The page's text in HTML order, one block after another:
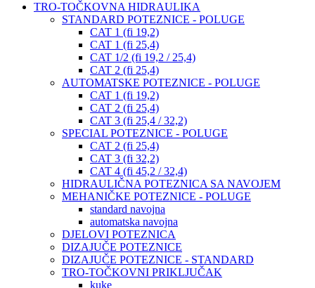
TRO-TOČKOVNA HIDRAULIKA
STANDARD POTEZNICE - POLUGE
CAT 1 (fi 19,2)
CAT 1 (fi 25,4)
CAT 1/2 (fi 19,2 / 25,4)
CAT 2 (fi 25,4)
AUTOMATSKE POTEZNICE - POLUGE
CAT 1 (fi 19,2)
CAT 2 (fi 25,4)
CAT 3 (fi 25,4 / 32,2)
SPECIAL POTEZNICE - POLUGE
CAT 2 (fi 25,4)
CAT 3 (fi 32,2)
CAT 4 (fi 45,2 / 32,4)
HIDRAULIČNA POTEZNICA SA NAVOJEM
MEHANIČKE POTEZNICE - POLUGE
standard navojna
automatska navojna
DJELOVI POTEZNICA
DIZAJUČE POTEZNICE
DIZAJUČE POTEZNICE - STANDARD
TRO-TOČKOVNI PRIKLJUČAK
kuke